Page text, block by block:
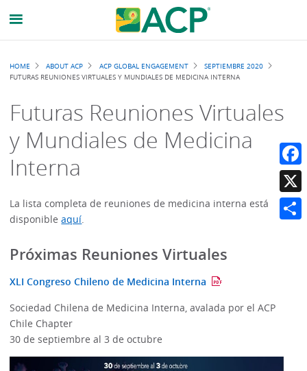
Breadcrumb
HOME ABOUT ACP ACP GLOBAL ENGAGEMENT
SEPTIEMBRE 2020
FUTURAS REUNIONES VIRTUALES Y MUNDIALES DE MEDICINA INTERNA
Futuras Reuniones Virtuales
y Mundiales de Medicina
Interna
La lista completa de reuniones de medicina interna está
disponibleaquí.
Próximas Reuniones Virtuales
XLI Congreso Chileno de Medicina Interna
Sociedad Chilena de Medicina Interna, avalada por el ACP
Chile Chapter
30 de septiembre al 3 de octubre
X